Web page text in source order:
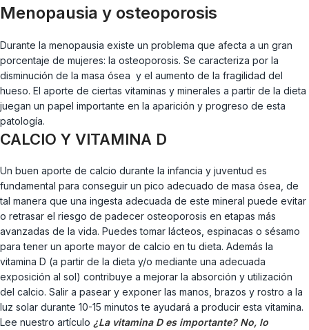
Menopausia y osteoporosis
Durante la menopausia existe un problema que afecta a un gran
porcentaje de mujeres: la osteoporosis. Se caracteriza por la
disminución de la masa ósea y el aumento de la fragilidad del
hueso. El aporte de ciertas vitaminas y minerales a partir de la dieta
juegan un papel importante en la aparición y progreso de esta
patología.
CALCIO Y VITAMINA D
Un buen aporte de calcio durante la infancia y juventud es
fundamental para conseguir un pico adecuado de masa ósea, de
tal manera que una ingesta adecuada de este mineral puede evitar
o retrasar el riesgo de padecer osteoporosis en etapas más
avanzadas de la vida. Puedes tomar lácteos, espinacas o sésamo
para tener un aporte mayor de calcio en tu dieta. Además la
vitamina D (a partir de la dieta y/o mediante una adecuada
exposición al sol) contribuye a mejorar la absorción y utilización
del calcio. Salir a pasear y exponer las manos, brazos y rostro a la
luz solar durante 10-15 minutos te ayudará a producir esta vitamina.
Lee nuestro artículo ¿La vitamina D es importante? No, lo